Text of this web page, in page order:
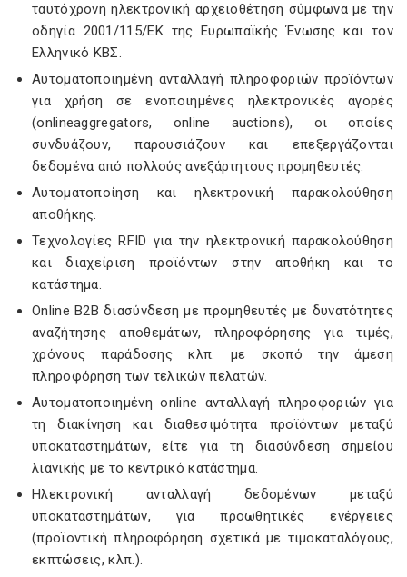
ταυτόχρονη ηλεκτρονική αρχειοθέτηση σύμφωνα με την
οδηγία 2001/115/ΕΚ της Ευρωπαϊκής Ένωσης και τον
Ελληνικό ΚΒΣ.
Αυτοματοποιημένη ανταλλαγή πληροφοριών προϊόντων
για χρήση σε ενοποιημένες ηλεκτρονικές αγορές
(onlineaggregators, online auctions), οι οποίες
συνδυάζουν, παρουσιάζουν και επεξεργάζονται
δεδομένα από πολλούς ανεξάρτητους προμηθευτές.
Αυτοματοποίηση και ηλεκτρονική παρακολούθηση
αποθήκης.
Τεχνολογίες RFID για την ηλεκτρονική παρακολούθηση
και διαχείριση προϊόντων στην αποθήκη και το
κατάστημα.
Οnline B2B διασύνδεση με προμηθευτές με δυνατότητες
αναζήτησης αποθεμάτων, πληροφόρησης για τιμές,
χρόνους παράδοσης κλπ. με σκοπό την άμεση
πληροφόρηση των τελικών πελατών.
Αυτοματοποιημένη online ανταλλαγή πληροφοριών για
τη διακίνηση και διαθεσιμότητα προϊόντων μεταξύ
υποκαταστημάτων, είτε για τη διασύνδεση σημείου
λιανικής με το κεντρικό κατάστημα.
Ηλεκτρονική ανταλλαγή δεδομένων μεταξύ
υποκαταστημάτων, για προωθητικές ενέργειες
(προϊοντική πληροφόρηση σχετικά με τιμοκαταλόγους,
εκπτώσεις, κλπ.).